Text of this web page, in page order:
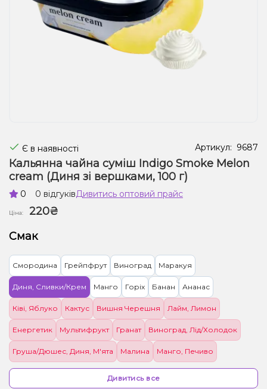
Рідини для електронних сигарет
Подарункові набори
Є в наявності Артикул: 9687
Кальянна чайна суміш Indigo Smoke Melon
cream (Диня зі вершками, 100 г)
0 0 відгуківДивитись оптовий прайс
Ціна:
220₴
Смак
Смородина Грейпфрут Виноград Маракуя
Диня, Сливки/Крем Манго Горіх Банан Ананас
Ківі, Яблуко Кактус Вишня Черешня Лайм, Лимон
Енергетик Мультифрукт Гранат Виноград, Лід/Холодок
Груша/Дюшес, Диня, М'ята Малина Манго, Печиво
Дивитись все